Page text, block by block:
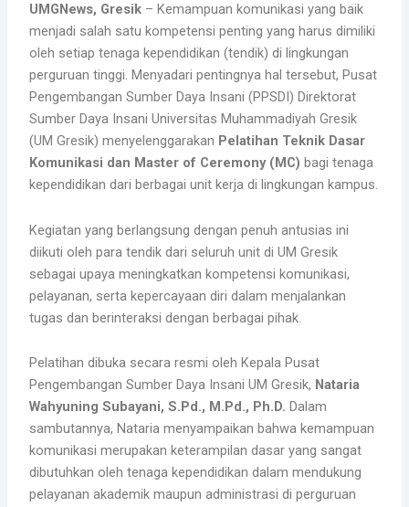
UMGNews, Gresik – Kemampuan komunikasi yang baik
menjadi salah satu kompetensi penting yang harus dimiliki
oleh setiap tenaga kependidikan (tendik) di lingkungan
perguruan tinggi. Menyadari pentingnya hal tersebut, Pusat
Pengembangan Sumber Daya Insani (PPSDI) Direktorat
Sumber Daya Insani Universitas Muhammadiyah Gresik
(UM Gresik) menyelenggarakan Pelatihan Teknik Dasar
Komunikasi dan Master of Ceremony (MC) bagi tenaga
kependidikan dari berbagai unit kerja di lingkungan kampus.
Kegiatan yang berlangsung dengan penuh antusias ini
diikuti oleh para tendik dari seluruh unit di UM Gresik
sebagai upaya meningkatkan kompetensi komunikasi,
pelayanan, serta kepercayaan diri dalam menjalankan
tugas dan berinteraksi dengan berbagai pihak.
Pelatihan dibuka secara resmi oleh Kepala Pusat
Pengembangan Sumber Daya Insani UM Gresik, Nataria
Wahyuning Subayani, S.Pd., M.Pd., Ph.D. Dalam
sambutannya, Nataria menyampaikan bahwa kemampuan
komunikasi merupakan keterampilan dasar yang sangat
dibutuhkan oleh tenaga kependidikan dalam mendukung
pelayanan akademik maupun administrasi di perguruan